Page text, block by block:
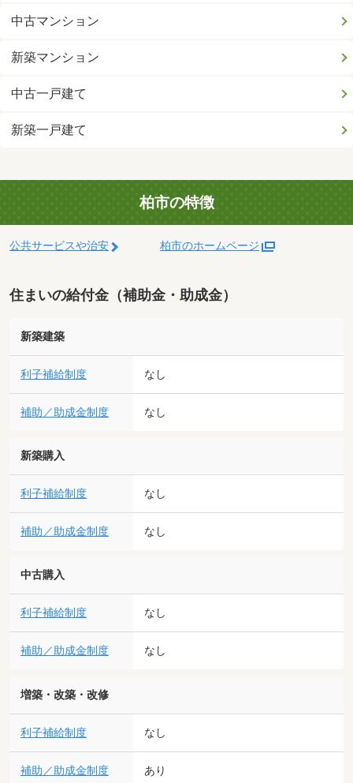
中古マンション
新築マンション
中古一戸建て
新築一戸建て
柏市の特徴
公共サービスや治安 柏市のホームページ
住まいの給付金（補助金・助成金）
新築建築
利子補給制度 なし
補助／助成金制度 なし
新築購入
利子補給制度 なし
補助／助成金制度 なし
中古購入
利子補給制度 なし
補助／助成金制度 なし
増築・改築・改修
利子補給制度 なし
補助／助成金制度 あり